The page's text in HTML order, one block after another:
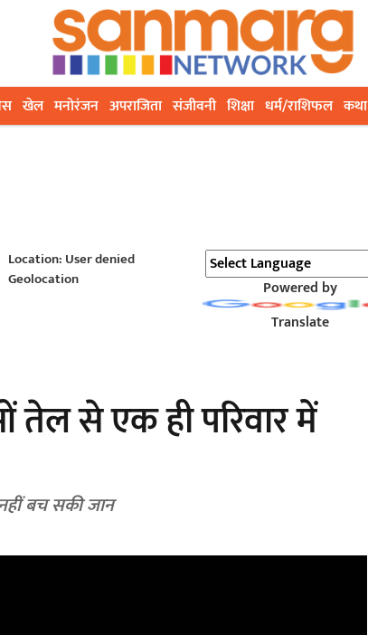
खेल मनोरंजन अपराजिता संजीवनी शिक्षा धर्म/राशिफल कथा
Location: User denied
Geolocation
Powered by
Translate
तेल से एक ही परिवार में
बच सकी जान